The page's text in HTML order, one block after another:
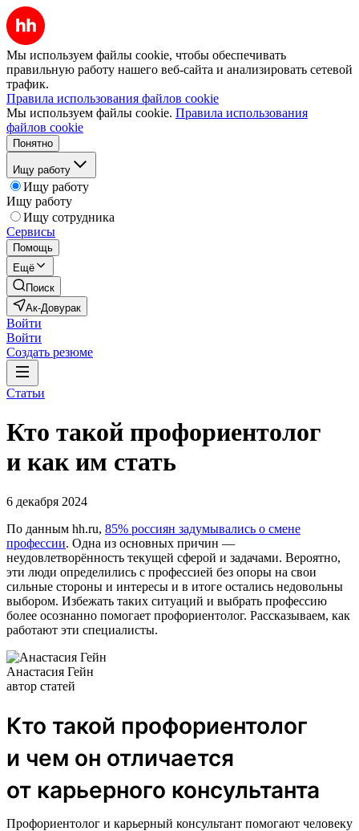
Мы используем файлы cookie, чтобы обеспечивать
правильную работу нашего веб-сайта и анализировать сетевой
трафик.
Правила использования файлов cookie
Мы используем файлы cookie. Правила использования
файлов cookie
Понятно
Ищу работу
Ищу работу
Ищу работу
Ищу сотрудника
Сервисы
Помощь
Ещё
Поиск
Ак-Довурак
Войти
Войти
Создать резюме
Статьи
Кто такой профориентолог
и как им стать
6 декабря 2024
По данным hh.ru, 85% россиян задумывались о смене
профессии. Одна из основных причин —
неудовлетворённость текущей сферой и задачами. Вероятно,
эти люди определились с профессией без опоры на свои
сильные стороны и интересы и в итоге остались недовольны
выбором. Избежать таких ситуаций и выбрать профессию
более осознанно помогает профориентолог. Рассказываем, как
работают эти специалисты.
Анастасия Гейн
автор статей
Кто такой профориентолог
и чем он отличается
от карьерного консультанта
Профориентолог и карьерный консультант помогают человеку